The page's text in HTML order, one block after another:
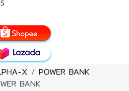
X
POWER BANK
BANK